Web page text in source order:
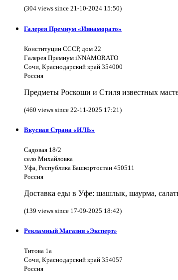
(304 views since 21-10-2024 15:50)
Галерея Премиум «Иннаморато»
Конституции СССР, дом 22
Галерея Премиум iNNAMORATO
Сочи, Краснодарский край 354000
Россия
Предметы Роскоши и Стиля известных
(460 views since 22-11-2025 17:21)
Вкусная Страна «ИЛЬ»
Садовая 18/2
село Михайловка
Уфа, Республика Башкортостан 450511
Россия
Доставка еды в Уфе: шашлык, шаурма,
(139 views since 17-09-2025 18:42)
Рекламный Магазин «Эксперт»
Титова 1а
Сочи, Краснодарский край 354057
Россия